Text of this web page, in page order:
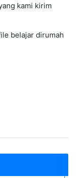
kami kirim
belajar dirumah